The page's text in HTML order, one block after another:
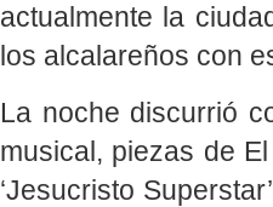
actualmente la
los alcalareños con
La noche discurrió
musical, piezas de El
‘Jesucristo